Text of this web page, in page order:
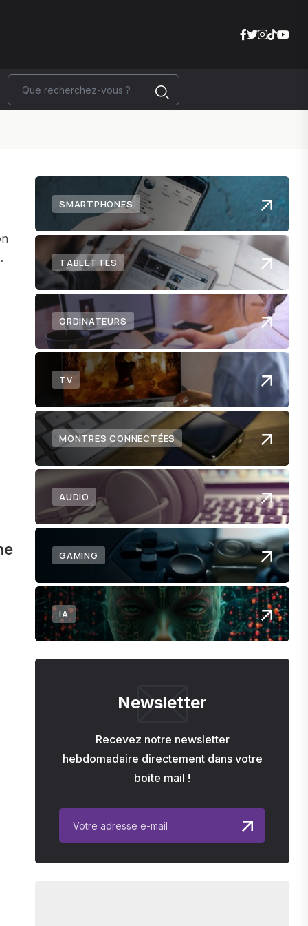
SMARTPHONES
TABLETTES
ORDINATEURS
TV
MONTRES CONNECTÉES
AUDIO
GAMING
IA
Newsletter
Recevez notre newsletter
hebdomadaire directement dans votre
boite mail !